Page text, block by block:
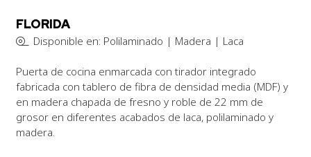
FLORIDA
Disponible en: Polilaminado | Madera | Laca
Puerta de cocina enmarcada con tirador integrado
fabricada con tablero de fibra de densidad media (MDF) y
en madera chapada de fresno y roble de 22 mm de
grosor en diferentes acabados de laca, polilaminado y
madera.